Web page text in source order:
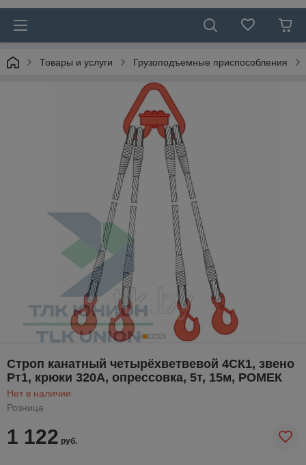
Товары и услуги Грузоподъемные приспособления
Строп канатный четырёхветвевой 4СК1, звено
Рт1, крюки 320А, опрессовка, 5т, 15м, РОМЕК
Нет в наличии
Розница
1 122 руб.